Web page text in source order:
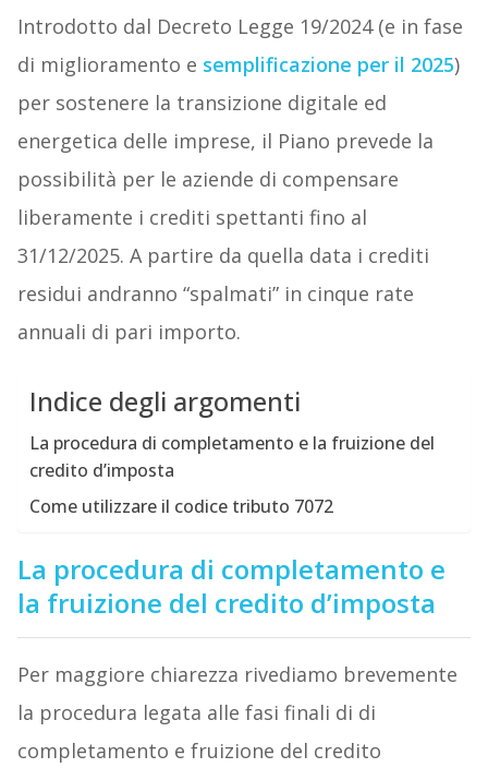
Introdotto dal Decreto Legge 19/2024 (e in fase
di miglioramento e semplificazione per il 2025)
per sostenere la transizione digitale ed
energetica delle imprese, il Piano prevede la
possibilità per le aziende di compensare
liberamente i crediti spettanti fino al
31/12/2025. A partire da quella data i crediti
residui andranno “spalmati” in cinque rate
annuali di pari importo.
Indice degli argomenti
La procedura di completamento e la fruizione del
credito d’imposta
Come utilizzare il codice tributo 7072
La procedura di completamento e
la fruizione del credito d’imposta
Per maggiore chiarezza rivediamo brevemente
la procedura legata alle fasi finali di di
completamento e fruizione del credito